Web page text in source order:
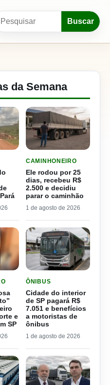
por:
Buscar
da Semana
CAMINHONEIRO
Ele rodou por 25
dias, recebeu R$
2.500 e decidiu
parar o caminhão
1 de agosto de 2026
e
SP
ÔNIBUS
Cidade do interior
de SP pagará R$
7.051 e benefícios
a motoristas de
ônibus
1 de agosto de 2026